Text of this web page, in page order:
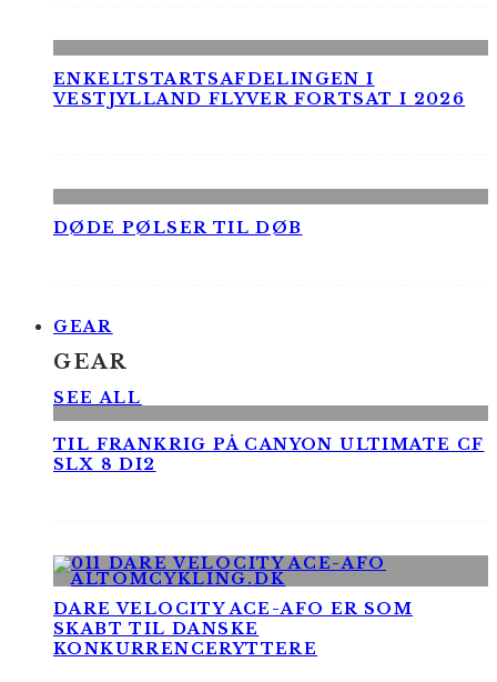
ENKELTSTARTSAFDELINGEN I
VESTJYLLAND FLYVER FORTSAT I 2026
DØDE PØLSER TIL DØB
GEAR
GEAR
SEE ALL
TIL FRANKRIG PÅ CANYON ULTIMATE CF
SLX 8 DI2
DARE VELOCITY ACE-AFO ER SOM
SKABT TIL DANSKE
KONKURRENCERYTTERE